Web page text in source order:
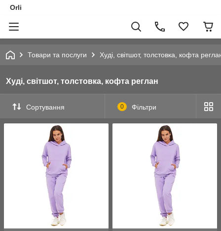
Orli
Товари та послуги Худі, світшот, толстовка, кофта
Худі, світшот, толстовка, кофта реглан
Сортування 0 Фільтри